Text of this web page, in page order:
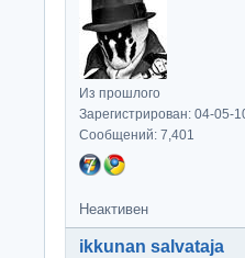
Из прошлого
Зарегистрирован: 04-05-
Сообщений: 7,401
Неактивен
ikkunan salvataja